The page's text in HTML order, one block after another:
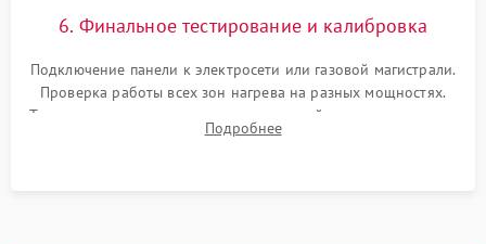
6. Финальное тестирование и калибровка
Подключение панели к электросети или газовой магистрали.
Проверка работы всех зон нагрева на разных мощностях.
Тестирование сенсорного управления, таймера, индикаторов
остаточного тепла и систем защиты от перегрева.
Подробнее